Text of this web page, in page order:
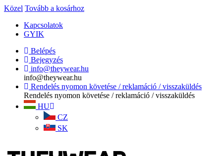
Közel Tovább a kosárhoz
Kapcsolatok
GYIK
Belépés
Bejegyzés
info@theywear.hu
info@theywear.hu
Rendelés nyomon követése / reklamáció / visszaküldés
Rendelés nyomon követése / reklamáció / visszaküldés
HU
CZ
SK